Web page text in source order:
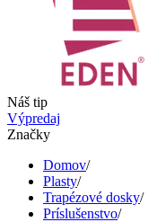
Náš tip
Výpredaj
Značky
Domov/
Plasty/
Trapézové dosky/
Príslušenstvo/